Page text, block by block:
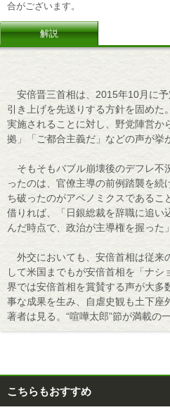
合がございます。
解説
安倍晋三首相は、2015年10月に
引き上げを先送りする方針を固めた
実施されることに対し、野党陣営か
拠」「ご都合主義だ」などの声が挙
そもそもバブル崩壊後のデフレ不
ったのは、官僚主導の前例踏襲を
ち破ったのがアベノミクスであるこ
借りれば、「日銀総裁を辞職に追い
んだ時点で、政治が主導権を握った
外交においても、安倍首相は従来
して米国までもが安倍首相を「ナ
界では安倍首相を賞賛する声が大多
事な成果を生み、自虐史観も土下
著者は見る。“喧嘩太郎”節が満載の一
こちらもおすすめ